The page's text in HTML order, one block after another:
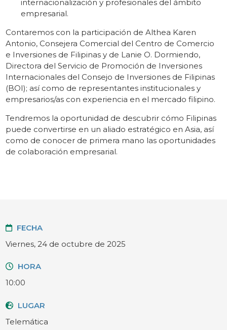
internacionalización y profesionales del ámbito
empresarial.
Contaremos con la participación de Althea Karen
Antonio, Consejera Comercial del Centro de Comercio
e Inversiones de Filipinas y de Lanie O. Dormiendo,
Directora del Servicio de Promoción de Inversiones
Internacionales del Consejo de Inversiones de Filipinas
(BOI); así como de representantes institucionales y
empresarios/as con experiencia en el mercado filipino.
Tendremos la oportunidad de descubrir cómo Filipinas
puede convertirse en un aliado estratégico en Asia, así
como de conocer de primera mano las oportunidades
de colaboración empresarial.
FECHA
Viernes, 24 de octubre de 2025
HORA
10:00
LUGAR
Telemática